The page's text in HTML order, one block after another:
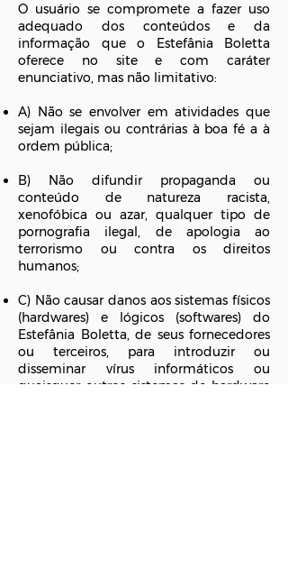
O usuário se compromete a fazer uso
adequado dos conteúdos e da
informação que o Estefânia Boletta
oferece no site e com caráter
enunciativo, mas não limitativo:
A) Não se envolver em atividades que
sejam ilegais ou contrárias à boa fé a à
ordem pública;
B) Não difundir propaganda ou
conteúdo de natureza racista,
xenofóbica ou azar, qualquer tipo de
pornografia ilegal, de apologia ao
terrorismo ou contra os direitos
humanos;
C) Não causar danos aos sistemas físicos
(hardwares) e lógicos (softwares) do
Estefânia Boletta, de seus fornecedores
ou terceiros, para introduzir ou
disseminar vírus informáticos ou
quaisquer outros sistemas de hardware